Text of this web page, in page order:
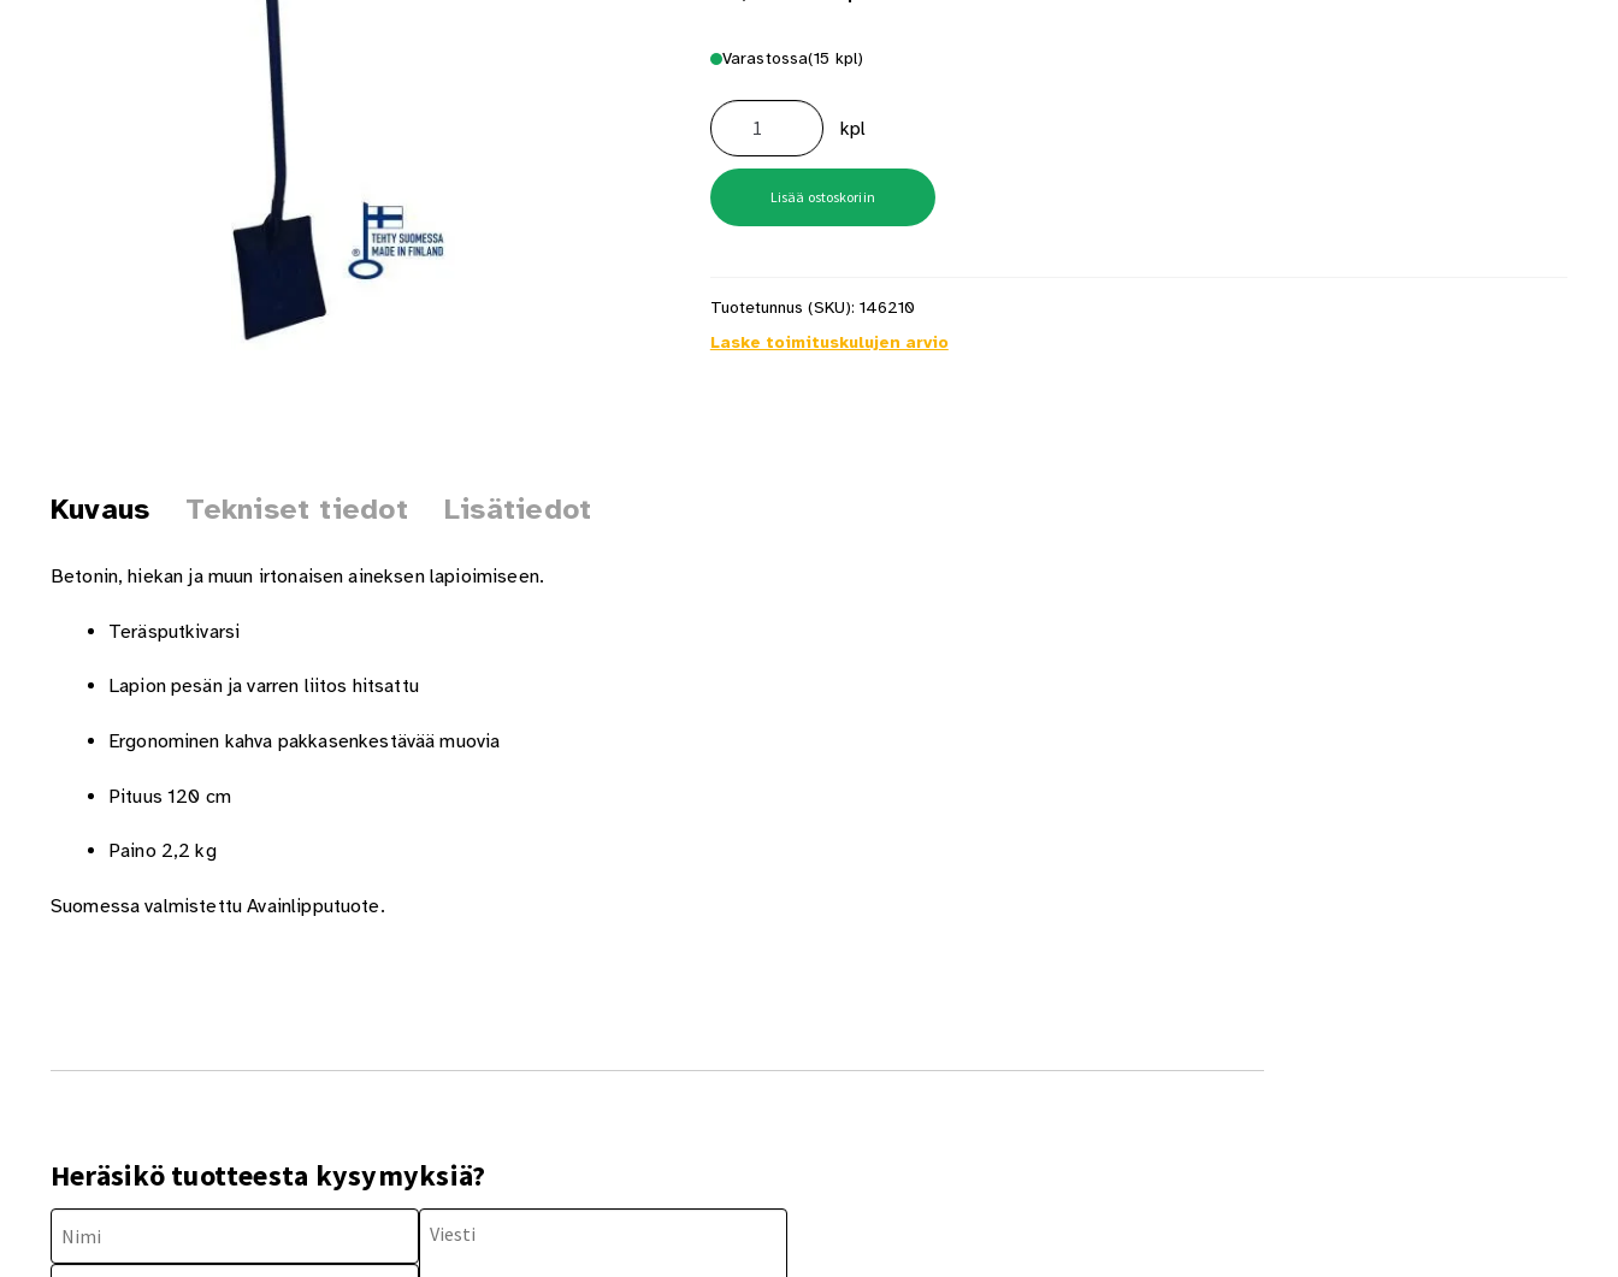
Varastossa(15 kpl)
Betonilapio
putkivarsi
Iskas
1003
määrä
kpl
Lisää ostoskoriin
Tuotetunnus (SKU): 146210
Laske toimituskulujen arvio
Kuvaus Tekniset tiedot Lisätiedot
Betonin, hiekan ja muun irtonaisen aineksen lapioimiseen.
Teräsputkivarsi
Lapion pesän ja varren liitos hitsattu
Ergonominen kahva pakkasenkestävää muovia
Pituus 120 cm
Paino 2,2 kg
Suomessa valmistettu Avainlipputuote.
Heräsikö tuotteesta kysymyksiä?